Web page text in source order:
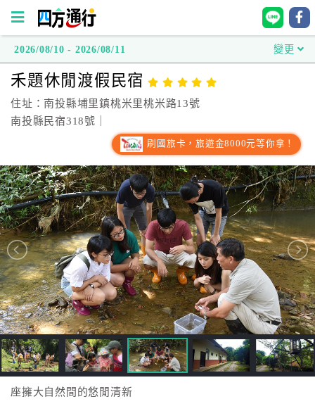
方
通
行
台
灣
訂
房
直
接
跟
飯
店
訂
2026/08/10 - 2026/08/11 變更
禾題休閒渡假民宿
住址：南投縣埔里鎮桃米里桃米路13號
南投縣民宿318號｜
刷國旅卡，旅遊金8000元等你拿！
座擁大自然間的悠閒清新